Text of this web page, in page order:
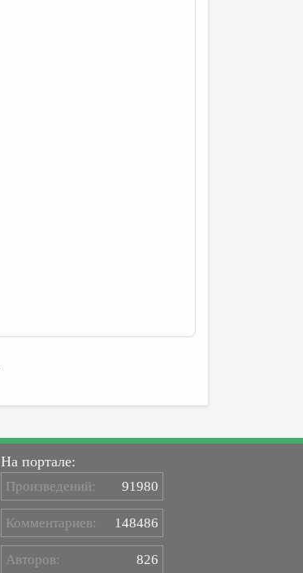
На портале:
Произведений: 91980
Комментариев: 148486
Авторов: 826